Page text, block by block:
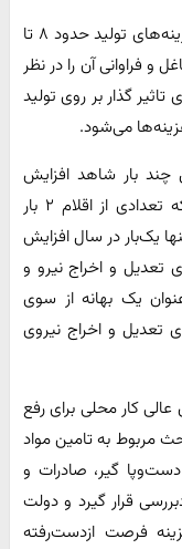
وی افزود: افزایش دستمزد کارگران بر روی هزینه‌های تولید حدود ۸ تا
و فراوانی آن را در نظر
گذار بر روی تولید
می‌شود.
چند بار شاهد افزایش
قیمت بعضی از کالاها هستیم، به‌گونه‌ای که تعدادی از اقلام ۲ بار
یک‌بار در سال افزایش
تعدیل و اخراج نیرو و
یک بهانه از سوی
تعدیل و اخراج نیروی
عالی کار محلی برای رفع
مربوط به تامین مواد
گیر، صادرات و
قرار گیرد و دولت
فرصت ازدست‌رفته